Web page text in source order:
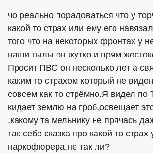
чо реально порадоваться что у
какой то страх или ему его
того что на некоторых фронтах у
наши тылы он жутко и прям
Просит ПВО он несколько лет а
каким то страхом который не
совсем как то стрёмно.Я видел по
кидает землю на гроб,освещает
,какому та мельнику не прячась
так себе сказка про какой то страх
наркофюрера,не так ли?